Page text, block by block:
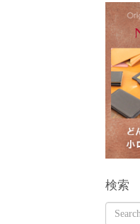
検索